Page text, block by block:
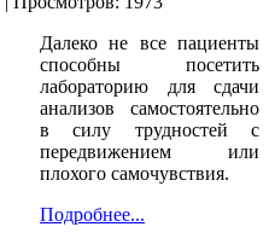
Далеко не все пациенты
способны посетить
лабораторию для сдачи
анализов самостоятельно
в силу трудностей с
передвижением или
плохого самочувствия.
Подробнее...